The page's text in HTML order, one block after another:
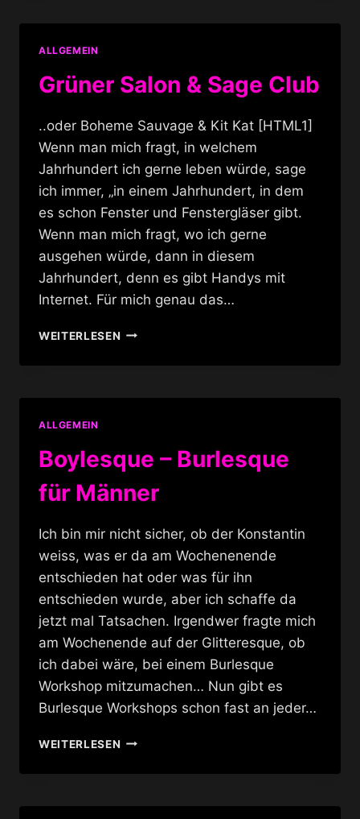
NEUKÖLLN
ALLGEMEIN
Grüner Salon & Sage Club
..oder Boheme Sauvage & Kit Kat [HTML1]
Wenn man mich fragt, in welchem
Jahrhundert ich gerne leben würde, sage
ich immer, „in einem Jahrhundert, in dem
es schon Fenster und Fenstergläser gibt.
Wenn man mich fragt, wo ich gerne
ausgehen würde, dann in diesem
Jahrhundert, denn es gibt Handys mit
Internet. Für mich genau das…
WEITERLESENGRÜNER
&
CLUB
ALLGEMEIN
Boylesque – Burlesque
für Männer
Ich bin mir nicht sicher, ob der Konstantin
weiss, was er da am Wochenenende
entschieden hat oder was für ihn
entschieden wurde, aber ich schaffe da
jetzt mal Tatsachen. Irgendwer fragte mich
am Wochenende auf der Glitteresque, ob
ich dabei wäre, bei einem Burlesque
Workshop mitzumachen… Nun gibt es
Burlesque Workshops schon fast an jeder…
WEITERLESENBOYLESQUE
BURLESQUE
MÄNNER